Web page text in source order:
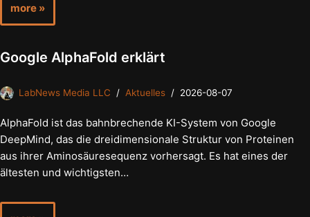
more »
Google AlphaFold erklärt
LabNews Media LLC Aktuelles 2026-08-07
AlphaFold ist das bahnbrechende KI-System von Google
DeepMind, das die dreidimensionale Struktur von Proteinen
aus ihrer Aminosäuresequenz vorhersagt. Es hat eines der
ältesten und wichtigsten…